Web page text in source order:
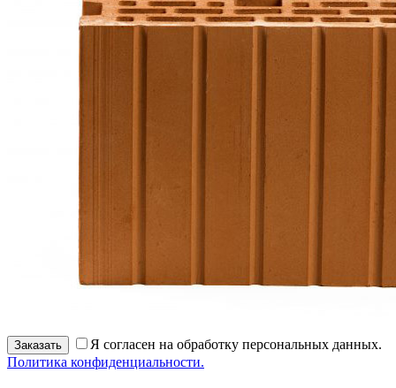
Заказать
Я согласен на обработку персональных данных.
Политика конфиденциальности.